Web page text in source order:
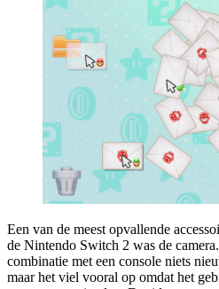
Een van de meest opvallende
de Nintendo Switch 2 was de
combinatie met een console niets
maar het viel vooral op omdat het